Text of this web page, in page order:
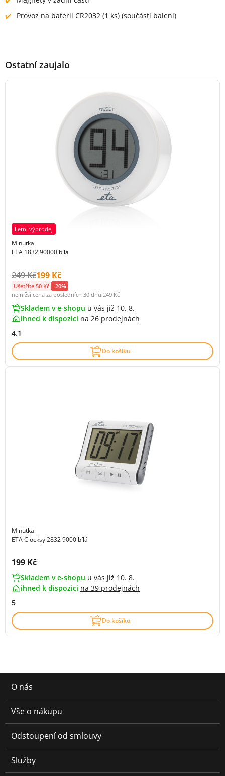
Provoz na baterii CR2032 (1 ks) (součástí balení)
Ostatní zaujalo
Letní výprodej
Minutka
ETA 1832 90000 bílá
Původní cena s DPH:
249 KčCena s DPH:
199 Kč
Ušetříte 50 Kč -20%
nejnižší cena za posledních 30 dnů 249 Kč
Skladem v e-shopu u vás již 10. 8.
ihned k dispozici na 26 prodejnách
4.1
Do košíku
Minutka
ETA Clocksy 2832 9000 bílá
Cena s DPH:
199 Kč
Skladem v e-shopu u vás již 10. 8.
ihned k dispozici na 39 prodejnách
5
Do košíku
O nás
Vše o nákupu
Odstoupení od smlouvy
Služby